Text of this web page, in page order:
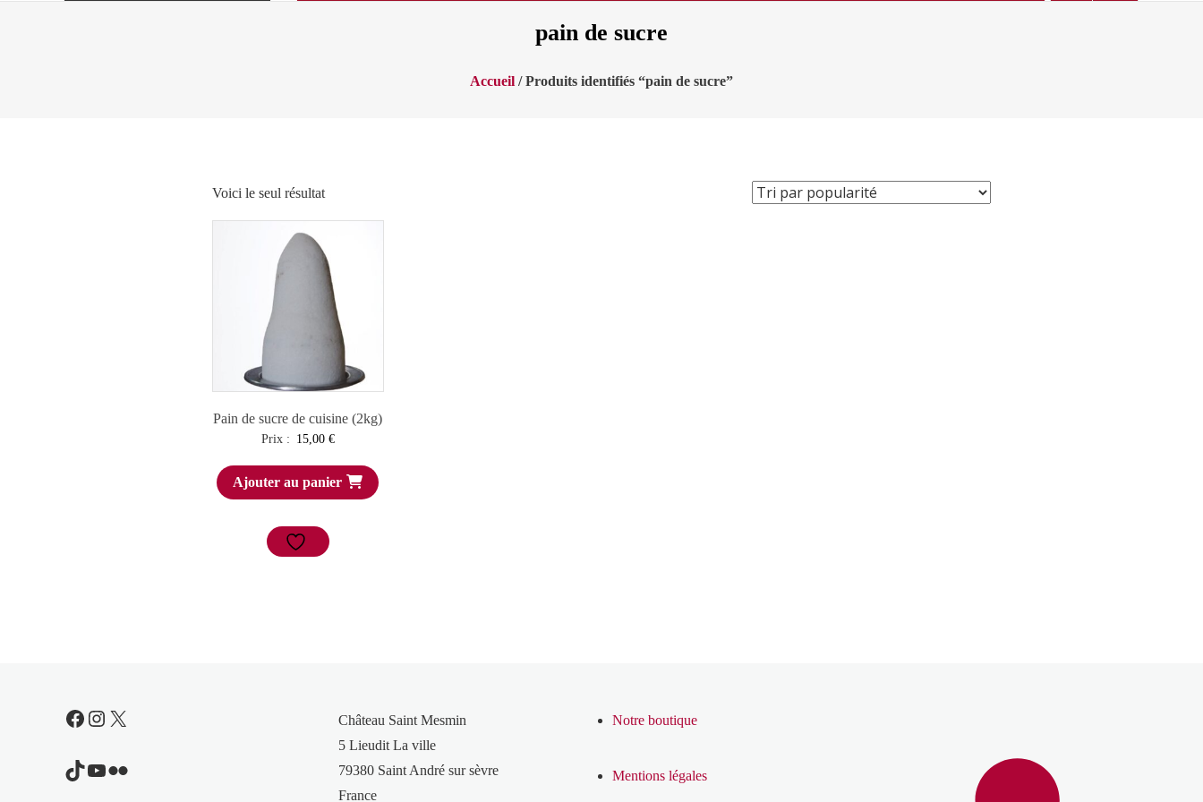
pain de sucre
Accueil / Produits identifiés “pain de sucre”
Voici le seul résultat
Pain de sucre de cuisine (2kg)
Prix : 15,00 €
Ajouter au panier
Facebook
Instagram
X
TikTok
YouTube
Flickr
Château Saint Mesmin
5 Lieudit La ville
79380 Saint André sur sèvre
France
Notre boutique
Mentions légales